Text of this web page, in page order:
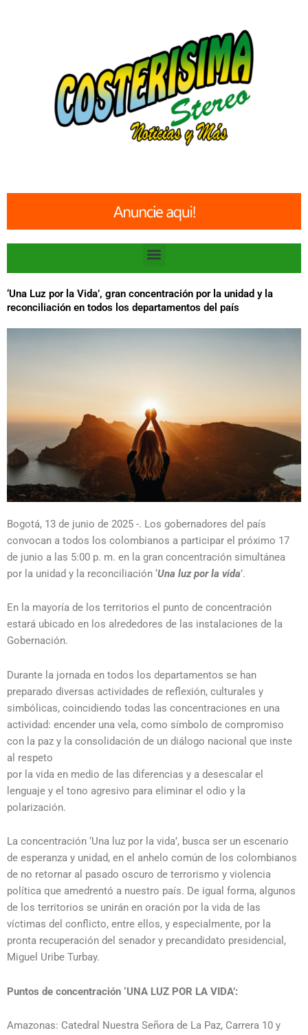
Menu
‘Una Luz por la Vida’, gran concentración por la unidad y la
reconciliación en todos los departamentos del país
Bogotá, 13 de junio de 2025 -. Los gobernadores del país
convocan a todos los colombianos a participar el próximo 17
de junio a las 5:00 p. m. en la gran concentración simultánea
por la unidad y la reconciliación ‘Una luz por la vida’.
En la mayoría de los territorios el punto de concentración
estará ubicado en los alrededores de las instalaciones de la
Gobernación.
Durante la jornada en todos los departamentos se han
preparado diversas actividades de reflexión, culturales y
simbólicas, coincidiendo todas las concentraciones en una
actividad: encender una vela, como símbolo de compromiso
con la paz y la consolidación de un diálogo nacional que inste
al respeto
por la vida en medio de las diferencias y a desescalar el
lenguaje y el tono agresivo para eliminar el odio y la
polarización.
La concentración ‘Una luz por la vida’, busca ser un escenario
de esperanza y unidad, en el anhelo común de los colombianos
de no retornar al pasado oscuro de terrorismo y violencia
política que amedrentó a nuestro país. De igual forma, algunos
de los territorios se unirán en oración por la vida de las
víctimas del conflicto, entre ellos, y especialmente, por la
pronta recuperación del senador y precandidato presidencial,
Miguel Uribe Turbay.
Puntos de concentración ‘UNA LUZ POR LA VIDA’:
Amazonas: Catedral Nuestra Señora de La Paz, Carrera 10 y